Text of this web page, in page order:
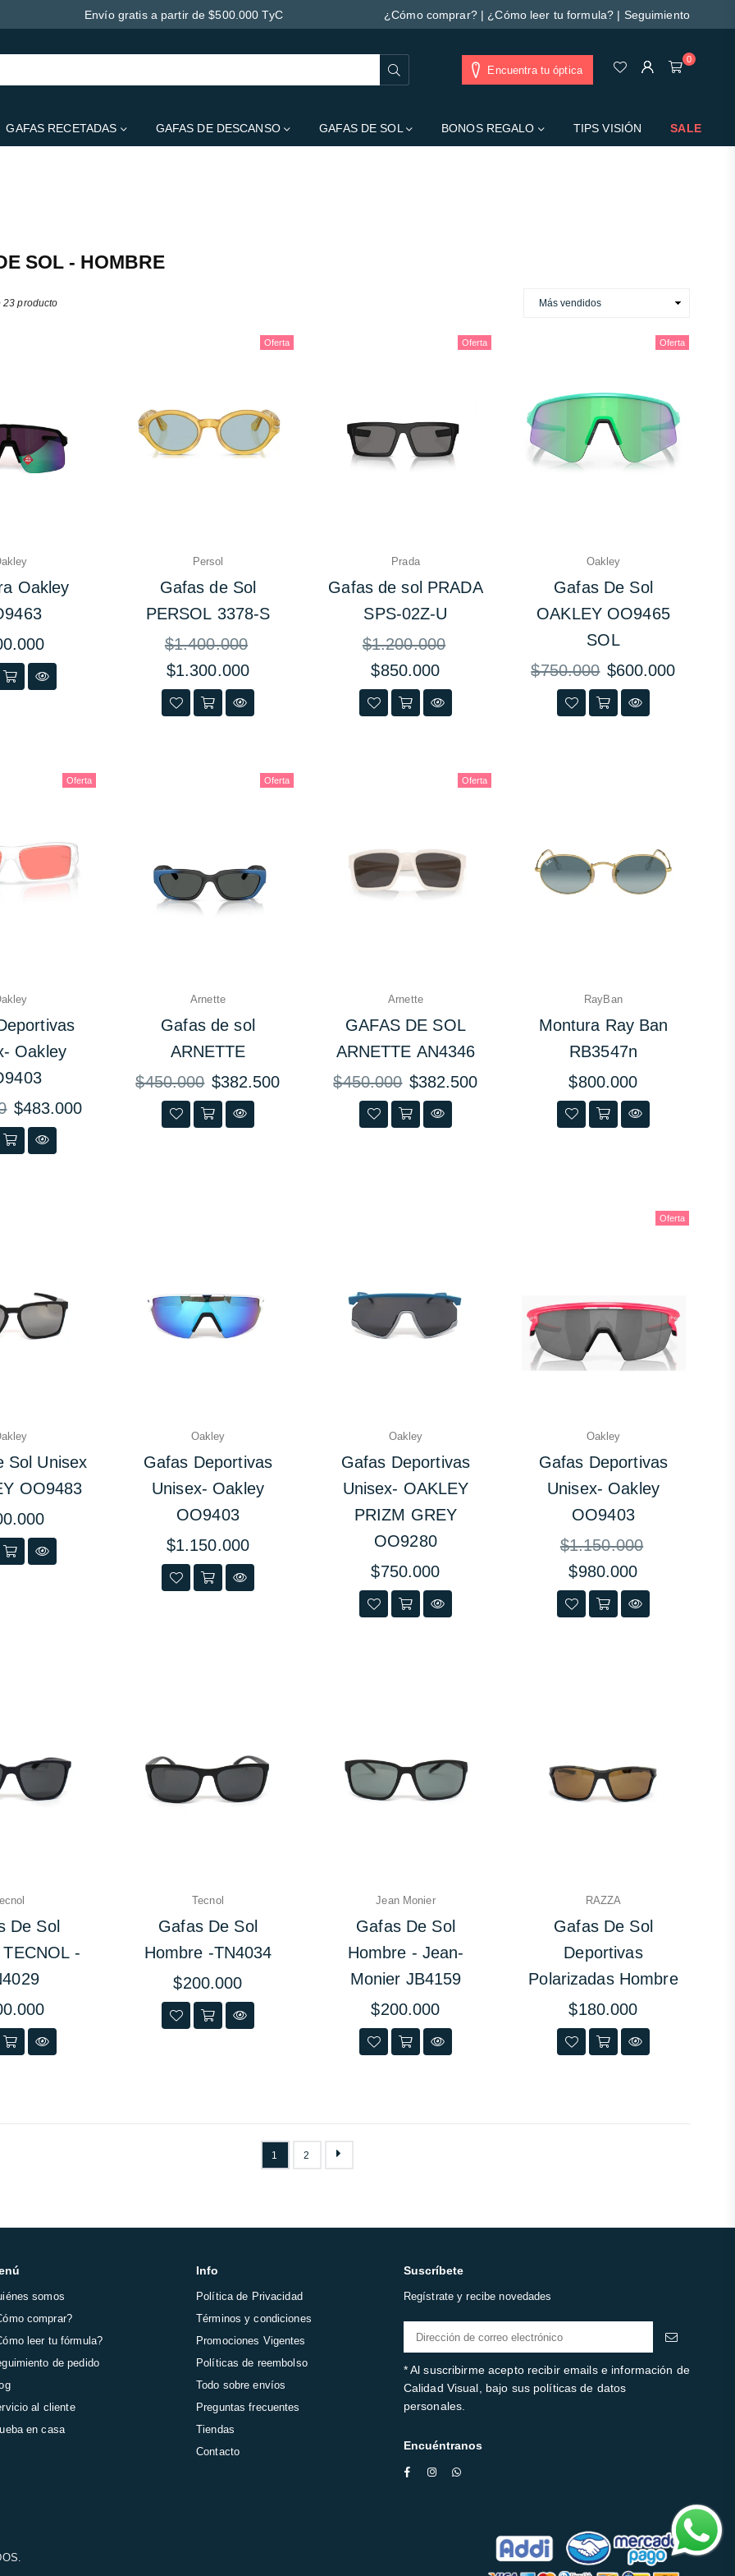
Envío gratis a partir de $500.000 TyC ¿Cómo comprar?| ¿Cómo leer tu formula? | Seguimiento
Encuentra tu óptica
0
GAFAS RECETADAS GAFAS DE DESCANSO GAFAS DE SOL BONOS REGALO TIPS VISIÓN SALE
SOL - HOMBRE
23 producto
Oakley
Oferta
Persol
Gafas de Sol
PERSOL 3378-S
Precio
habitual
$1.400.000
$1.300.000
Oferta
Prada
Gafas de sol PRADA
SPS-02Z-U
Precio
habitual
$1.200.000
$850.000
Oferta
Oakley
Gafas De Sol
OAKLEY OO9465
SOL
Precio
habitual
$750.000 $600.000
Oferta
Oakley
$483.000
Oferta
Arnette
Gafas de sol
ARNETTE
Precio
habitual
$450.000 $382.500
Oferta
Arnette
GAFAS DE SOL
ARNETTE AN4346
Precio
habitual
$450.000 $382.500
RayBan
Montura Ray Ban
RB3547n
Precio
habitual
$800.000
Sol Unisex
OO9483
Oakley
Gafas Deportivas
Unisex- Oakley
OO9403
Precio
habitual
$1.150.000
Oakley
Gafas Deportivas
Unisex- OAKLEY
PRIZM GREY
OO9280
Precio
habitual
$750.000
Oferta
Oakley
Gafas Deportivas
Unisex- Oakley
OO9403
Precio
habitual
$1.150.000
$980.000
De Sol
-
Tecnol
Gafas De Sol
Hombre -TN4034
Precio
habitual
$200.000
Jean Monier
Gafas De Sol
Hombre - Jean-
Monier JB4159
Precio
habitual
$200.000
RAZZA
Gafas De Sol
Deportivas
Polarizadas Hombre
Precio
habitual
$180.000
1 2
somos
comprar?
leer tu fórmula?
de pedido
al cliente
en casa
Info
Política de Privacidad
Términos y condiciones
Promociones Vigentes
Políticas de reembolso
Todo sobre envíos
Preguntas frecuentes
Tiendas
Contacto
Suscríbete
Regístrate y recibe novedades
* Al suscribirme acepto recibir emails e información de
Calidad Visual, bajo sus políticas de datos
personales.
Encuéntranos
FacebookInstagram